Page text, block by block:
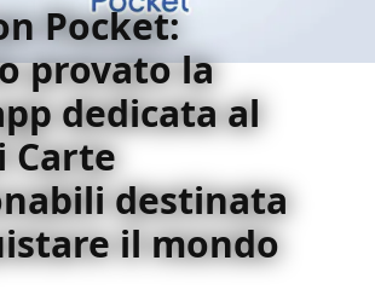
Pocket:
provato la
dedicata al
Carte
destinata
il mondo